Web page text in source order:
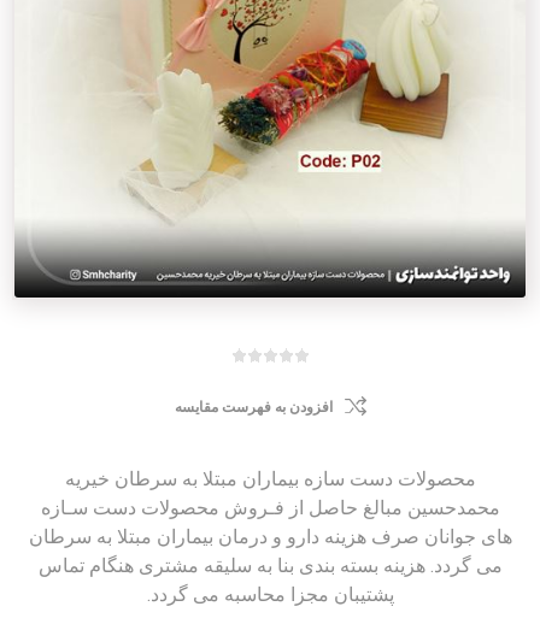
افزودن به فهرست مقایسه
محصولات دست سازه بیماران مبتلا به سرطان خیریه
محمدحسین مبالغ حاصل از فـروش محصولات دست سـازه
های جوانان صرف هزینه دارو و درمان بیماران مبتلا به سرطان
می گردد. هزینه بسته بندی بنا به سلیقه مشتری هنگام تماس
پشتیبان مجزا محاسبه می گردد.